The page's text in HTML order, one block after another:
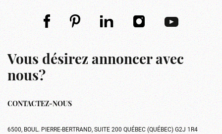
Vous désirez annoncer avec
nous?
CONTACTEZ-NOUS
6500, BOUL. PIERRE-BERTRAND, SUITE 200 QUÉBEC (QUÉBEC) G2J 1R4